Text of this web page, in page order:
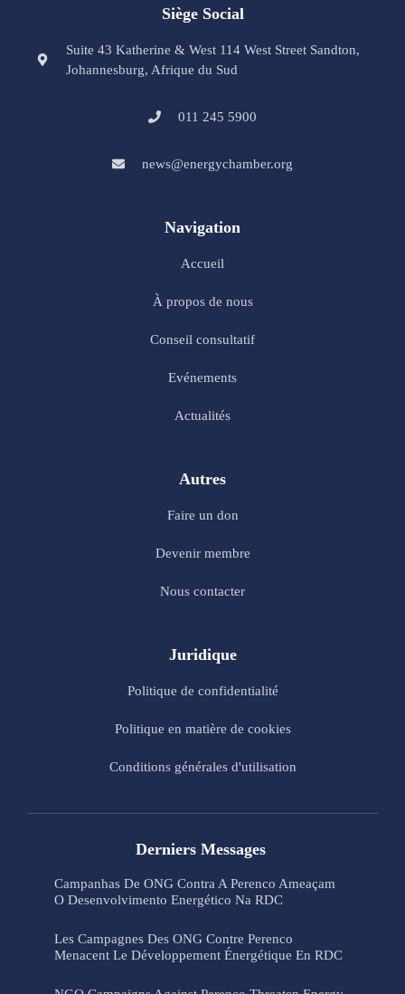
Siège Social
Suite 43 Katherine & West 114 West Street Sandton,
Johannesburg, Afrique du Sud
011 245 5900
news@energychamber.org
Navigation
Accueil
À propos de nous
Conseil consultatif
Evénements
Actualités
Autres
Faire un don
Devenir membre
Nous contacter
Juridique
Politique de confidentialité
Politique en matière de cookies
Conditions générales d'utilisation
Derniers Messages
Campanhas De ONG Contra A Perenco Ameaçam
O Desenvolvimento Energético Na RDC
Les Campagnes Des ONG Contre Perenco
Menacent Le Développement Énergétique En RDC